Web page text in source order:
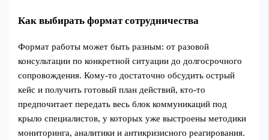
Как выбирать формат сотрудничества
Формат работы может быть разным: от разовой
консультации по конкретной ситуации до долгосрочного
сопровождения. Кому-то достаточно обсудить острый
кейс и получить готовый план действий, кто-то
предпочитает передать весь блок коммуникаций под
крыло специалистов, у которых уже выстроены методики
мониторинга, аналитики и антикризисного реагирования.